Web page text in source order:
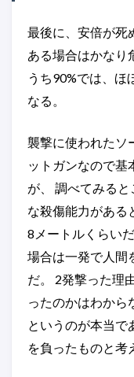
最後に、安倍が死
ある場合はかなり
うち90%では、ほ
なる。
襲撃に使われたソ
ットガンなので基
が、 調べてみる
な殺傷能力がある
8メートルくらい
場合は一発で人間
だ。 2発撃った理
ったのかはわから
というのが本当で
を負ったものと考